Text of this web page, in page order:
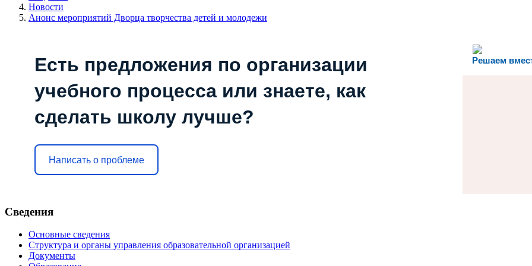
Новости
Анонс мероприятий Дворца творчества детей и молодежи
Решаем
Есть предложения по организации
учебного процесса или знаете, как
сделать школу лучше?
Написать о проблеме
Сведения
Основные сведения
Структура и органы управления образовательной организацией
Документы